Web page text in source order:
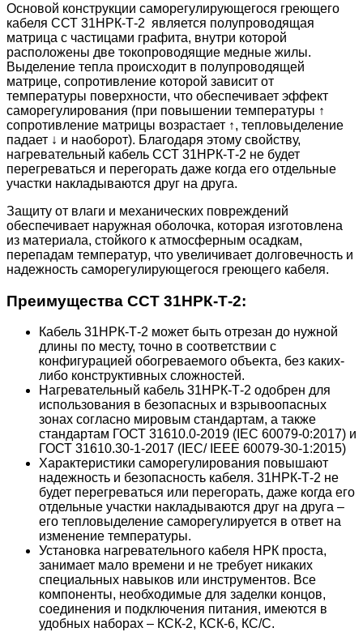
Основой конструкции саморегулирующегося греющего
кабеля ССТ 31НРК-Т-2 является полупроводящая
матрица с частицами графита, внутри которой
расположены две токопроводящие медные жилы.
Выделение тепла происходит в полупроводящей
матрице, сопротивление которой зависит от
температуры поверхности, что обеспечивает эффект
саморегулирования (при повышении температуры ↑
сопротивление матрицы возрастает ↑, тепловыделение
падает ↓ и наоборот). Благодаря этому свойству,
нагревательный кабель ССТ 31НРК-Т-2 не будет
перегреваться и перегорать даже когда его отдельные
участки накладываются друг на друга.
Защиту от влаги и механических повреждений
обеспечивает наружная оболочка, которая изготовлена
из материала, стойкого к атмосферным осадкам,
перепадам температур, что увеличивает долговечность и
надежность саморегулирующегося греющего кабеля.
Преимущества ССТ 31НРК-Т-2:
Кабель 31НРК-Т-2 может быть отрезан до нужной
длины по месту, точно в соответствии с
конфигурацией обогреваемого объекта, без каких-
либо конструктивных сложностей.
Нагревательный кабель 31НРК-Т-2 одобрен для
использования в безопасных и взрывоопасных
зонах согласно мировым стандартам, а также
стандартам ГОСТ 31610.0-2019 (IEC 60079-0:2017) и
ГОСТ 31610.30-1-2017 (IEC/ IEEE 60079-30-1:2015)
Характеристики саморегулирования повышают
надежность и безопасность кабеля. 31НРК-Т-2 не
будет перегреваться или перегорать, даже когда его
отдельные участки накладываются друг на друга –
его тепловыделение саморегулируется в ответ на
изменение температуры.
Установка нагревательного кабеля HPК проста,
занимает мало времени и не требует никаких
специальных навыков или инструментов. Все
компоненты, необходимые для заделки концов,
соединения и подключения питания, имеются в
удобных наборах – КСК-2, КСК-6, КС/С.